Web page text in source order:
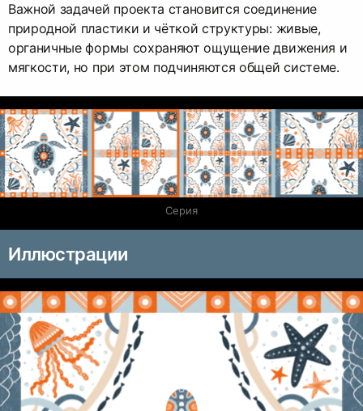
Важной задачей проекта становится соединение
природной пластики и чёткой структуры: живые,
органичные формы сохраняют ощущение движения и
мягкости, но при этом подчиняются общей системе.
Серия
Иллюстрации